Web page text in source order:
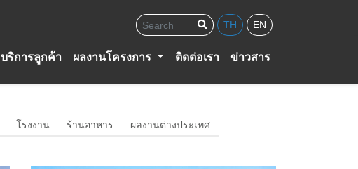
Search TH EN
บริการลูกค้า ผลงานโครงการ ติดต่อเรา ข่าวสาร
โรงงาน ร้านอาหาร ผลงานต่างประเทศ